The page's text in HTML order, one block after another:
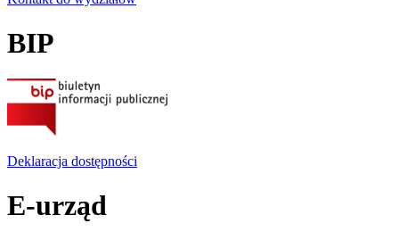
BIP
Deklaracja dostępności
E-urząd